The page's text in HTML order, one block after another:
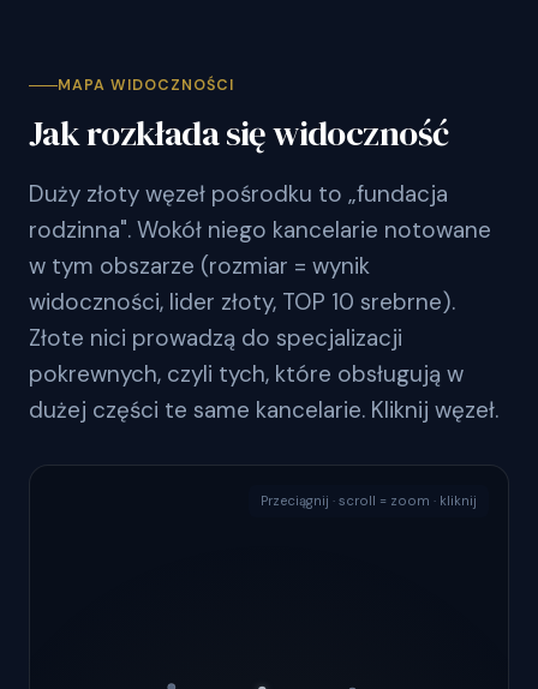
MAPA WIDOCZNOŚCI
Jak rozkłada się widoczność
Duży złoty węzeł pośrodku to „fundacja
rodzinna". Wokół niego kancelarie notowane
w tym obszarze (rozmiar = wynik
widoczności, lider złoty, TOP 10 srebrne).
Złote nici prowadzą do specjalizacji
pokrewnych, czyli tych, które obsługują w
dużej części te same kancelarie. Kliknij węzeł.
Przeciągnij · scroll = zoom · kliknij